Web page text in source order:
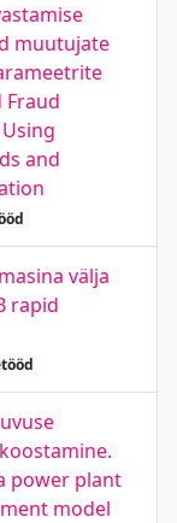
muutujate
Fraud
and
välja
rapid
power plant
model